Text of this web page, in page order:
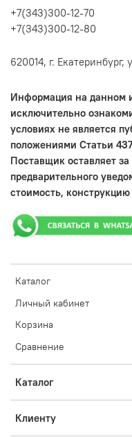
Каталог
Личный кабинет
Корзина
Сравнение
Каталог
Клиенту
+7(343)300-12-70
+7(343)300-12-80
620014, г.
Информация на данном
исключительно
условиях не является
положениями Статьи
Поставщик оставляет
предварительного
стоимость,